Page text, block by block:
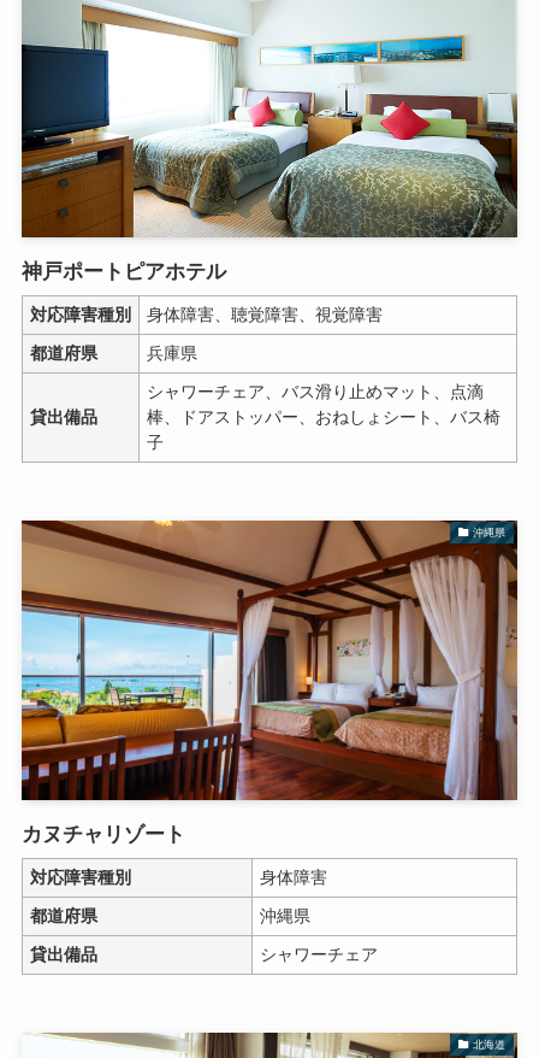
神戸ポートピアホテル
対応障害種別
身体障害、聴覚障害、視覚障害
都道府県
兵庫県
貸出備品
シャワーチェア、バス滑り止めマット、点滴
棒、ドアストッパー、おねしょシート、バス椅
子
沖縄県
カヌチャリゾート
対応障害種別
身体障害
都道府県
沖縄県
貸出備品
シャワーチェア
北海道